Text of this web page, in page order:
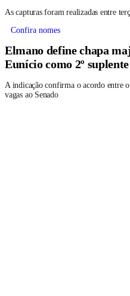
As capturas foram realizadas entre
Confira nomes
Elmano define chapa
Eunício como 2º
A indicação confirma o acordo entre
vagas ao Senado